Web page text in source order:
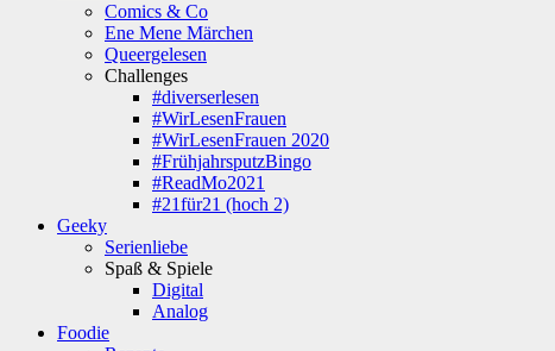
Comics & Co
Ene Mene Märchen
Queergelesen
Challenges
#diverserlesen
#WirLesenFrauen
#WirLesenFrauen 2020
#FrühjahrsputzBingo
#ReadMo2021
#21für21 (hoch 2)
Geeky
Serienliebe
Spaß & Spiele
Digital
Analog
Foodie